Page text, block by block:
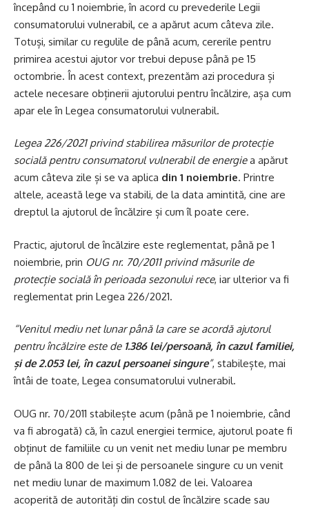
începând cu 1 noiembrie, în acord cu prevederile Legii
consumatorului vulnerabil, ce a apărut acum câteva zile.
Totuși, similar cu regulile de până acum, cererile pentru
primirea acestui ajutor vor trebui depuse până pe 15
octombrie. În acest context, prezentăm azi procedura și
actele necesare obținerii ajutorului pentru încălzire, așa cum
apar ele în Legea consumatorului vulnerabil.
Legea 226/2021 privind stabilirea măsurilor de protecție
socială pentru consumatorul vulnerabil de energiea apărut
acum câteva zile și se va aplica din 1 noiembrie. Printre
altele, această lege va stabili, de la data amintită, cine are
dreptul la ajutorul de încălzire și cum îl poate cere.
Practic, ajutorul de încălzire este reglementat, până pe 1
noiembrie, prin OUG nr. 70/2011 privind măsurile de
protecție socială în perioada sezonului rece, iar ulterior va fi
reglementat prin Legea 226/2021.
“Venitul mediu net lunar până la care se acordă ajutorul
pentru încălzire este de 1.386 lei/persoană, în cazul familiei,
și de 2.053 lei, în cazul persoanei singure”, stabilește, mai
întâi de toate, Legea consumatorului vulnerabil.
OUG nr. 70/2011 stabilește acum (până pe 1 noiembrie, când
va fi abrogată) că, în cazul energiei termice, ajutorul poate fi
obținut de familiile cu un venit net mediu lunar pe membru
de până la 800 de lei și de persoanele singure cu un venit
net mediu lunar de maximum 1.082 de lei. Valoarea
acoperită de autorități din costul de încălzire scade sau